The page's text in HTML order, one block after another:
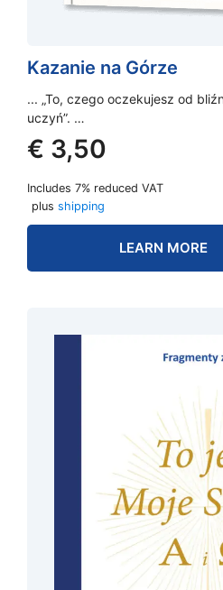
Kazanie na Górze
... „To, czego oczekujesz od
uczyń”. …
€ 3,50
Includes 7% reduced VAT
plus shipping
LEARN MORE